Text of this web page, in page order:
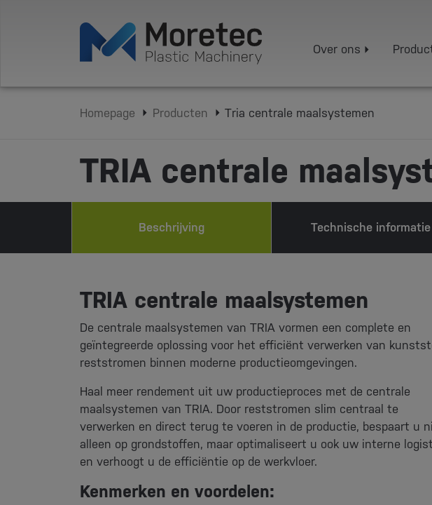
Over ons
Homepage Producten Tria centrale maalsystemen
TRIA centrale
Beschrijving Technische informatie
TRIA centrale maalsystemen
De centrale maalsystemen van TRIA vormen een complete en
geïntegreerde oplossing voor het efficiënt verwerken van
reststromen binnen moderne productieomgevingen.
Haal meer rendement uit uw productieproces met de centrale
maalsystemen van TRIA. Door reststromen slim centraal te
verwerken en direct terug te voeren in de productie, bespaart u
alleen op grondstoffen, maar optimaliseert u ook uw interne
en verhoogt u de efficiëntie op de werkvloer.
Kenmerken en voordelen: